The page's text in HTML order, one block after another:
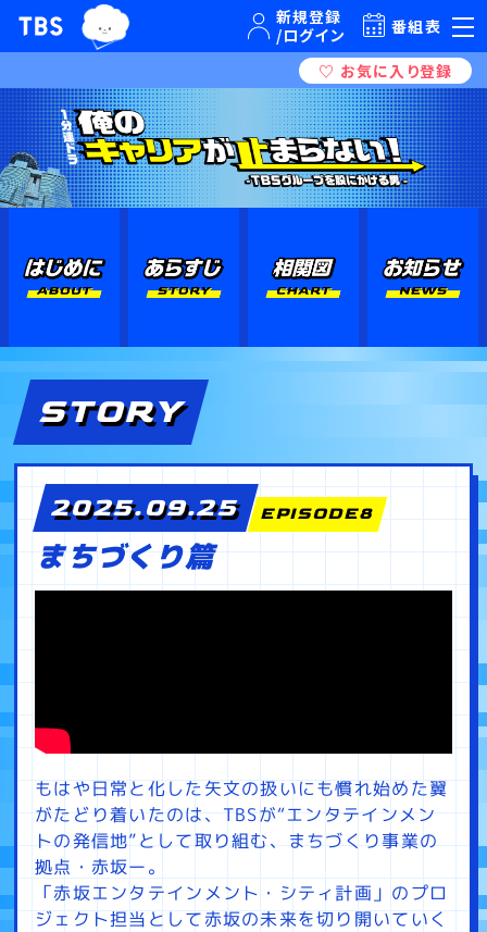
TBSテレビ｜ときめくときを。
TBSグループキャラクター『ワクティ』
番組表
STORY
2025.09.25 EPISODE8
まちづくり篇
もはや日常と化した矢文の扱いにも慣れ始めた翼
がたどり着いたのは、TBSが“エンタテインメン
トの発信地”として取り組む、まちづくり事業の
拠点・赤坂ー。
「赤坂エンタテインメント・シティ計画」のプロ
ジェクト担当として赤坂の未来を切り開いていく